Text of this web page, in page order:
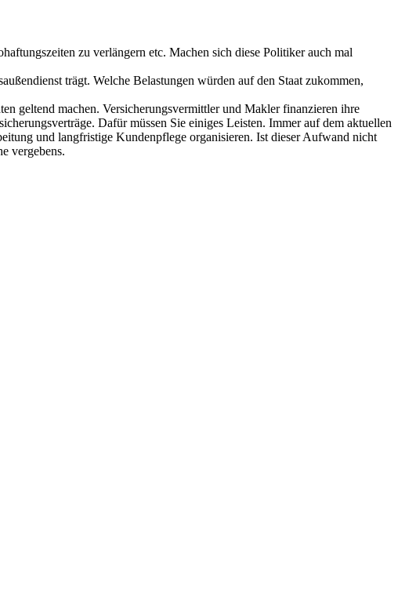
zu verlängern etc. Machen sich diese Politiker auch mal
trägt. Welche Belastungen würden auf den Staat zukommen,
geltend machen. Versicherungsvermittler und Makler finanzieren ihre
Dafür müssen Sie einiges Leisten. Immer auf dem aktuellen
und langfristige Kundenpflege organisieren. Ist dieser Aufwand nicht
vergebens.